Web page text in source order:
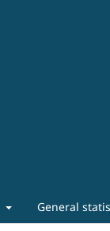
General